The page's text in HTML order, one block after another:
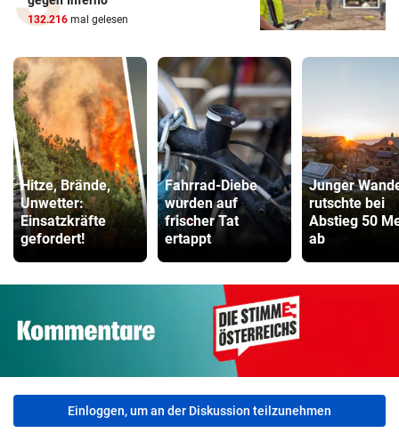
132.216 mal gelesen
Hitze, Brände,
Unwetter:
Einsatzkräfte
gefordert!
Fahrrad-Diebe
wurden auf
frischer Tat
ertappt
Junger
rutschte bei
Abstieg 50
ab
Einloggen, um an der Diskussion teilzunehmen